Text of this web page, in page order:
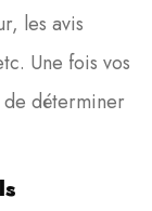
les avis
Une fois vos
déterminer